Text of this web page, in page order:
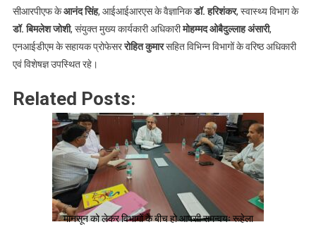
सीआरपीएफ केआनंद सिंह, आईआईआरएस के वैज्ञानिकडॉ. हरिशंकर, स्वास्थ्य विभाग के
डॉ. बिमलेश जोशी, संयुक्त मुख्य कार्यकारी अधिकारीमोहम्मद ओबैदुल्लाह अंसारी,
एनआईडीएम के सहायक प्रोफेसररोहित कुमारसहित विभिन्न विभागों के वरिष्ठ अधिकारी
एवं विशेषज्ञ उपस्थित रहे।
Related Posts:
मानसून को लेकर विभागों के बीच हो आपसी समन्वयः रूहेला